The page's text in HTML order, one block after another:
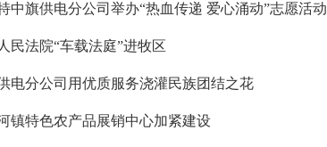
中旗供电分公司举办“热血传递 爱心涌动”志愿活动
民法院“车载法庭”进牧区
电分公司用优质服务浇灌民族团结之花
镇特色农产品展销中心加紧建设